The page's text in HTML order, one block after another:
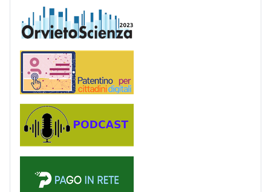
Podcast
PagoinRete